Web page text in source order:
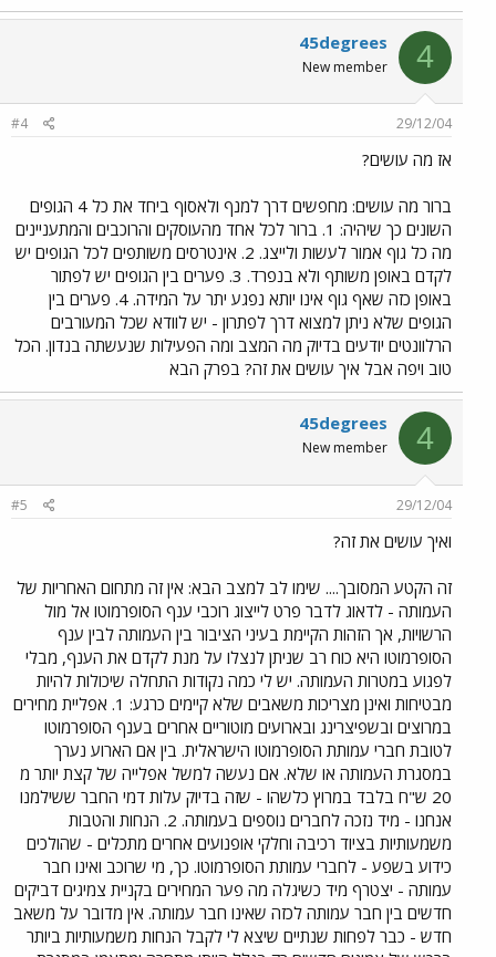
4
45degrees
New member
29/12/04
#4
אז מה עושים?
ברור מה עושים: מחפשים דרך למנף ולאסוף ביחד את כל 4 הגופים
השונים כך שיהיה: 1. ברור לכל אחד מהעוסקים והרוכבים והמתעניינים
מה כל גוף אמור לעשות ולייצג. 2. אינטרסים משותפים לכל הגופים יש
לקדם באופן משותף ולא בנפרד. 3. פערים בין הגופים יש לפתור
באופן כזה שאף גוף אינו יותא נפגע יתר על המידה. 4. פערים בין
הגופים שלא ניתן למצוא דרך לפתרון - יש לוודא שכל המעורבים
הרלוונטים יודעים בדיוק מה המצב ומה הפעילות שנעשתה בנדון. הכל
טוב ויפה אבל איך עושים את זה? בפרק הבא
4
45degrees
New member
29/12/04
#5
ואיך עושים את זה?
זה הקטע המסובך.... שימו לב למצב הבא: אין זה מתחום האחריות של
העמותה - לדאוג לדבר פרט לייצוג רוכבי ענף הסופרמוטו אל מול
הרשויות, אך הזהות הקיימת בעיני הציבור בין העמותה לבין ענף
הסופרמוטו היא כוח רב שניתן לנצלו על מנת לקדם את הענף, מבלי
לפגוע במטרות העמותה. יש לי כמה נקודות התחלה שיכולות להיות
מבטיחות ואינן מצריכות משאבים שלא קיימים כרגע: 1. אפליית מחירים
במרוצים ובשפיצרינג ובארועים מוטוריים אחרים בענף הסופרמוטו
לטובת חברי עמותת הסופרמוטו הישראלית. בין אם הארוע נערך
במסגרת העמותה או שלא. אם נעשה למשל אפלייה של קצת יותר מ
20 ש"ח בלבד במרוץ כלשהו - שזה בדיוק עלות דמי החבר ששילמנו
אנחנו - מיד נזכה לחברים נוספים בעמותה. 2. הנחות והטבות
משמעותיות בציוד רכיבה וחלקי אופנועים אחרים מתכלים - שהולכים
כידוע בשפע - לחברי עמותת הסופרמוטו. כך, מי שרוכב ואינו חבר
עמותה - יצטרף מיד כשיגלה מה פער המחירים בקניית צמיגים דביקים
חדשים בין חבר עמותה לכזה שאינו חבר עמותה. אין מדובר על משאב
חדש - כבר לפחות שנתיים שיצא לי לקבל הנחות משמעותיות ביותר